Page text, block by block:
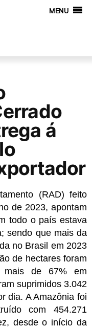
MENU
á
(RAD) feito
de 2023, apontam
todo o país estava
sendo que mais da
no Brasil em 2023
de hectares foram
mais de 67% em
suprimidos 3.042
dia. A Amazônia foi
com 454.271
desde o início da